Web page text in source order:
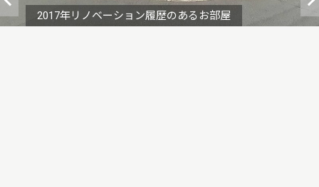
2017年リノベーション履歴のあるお部屋